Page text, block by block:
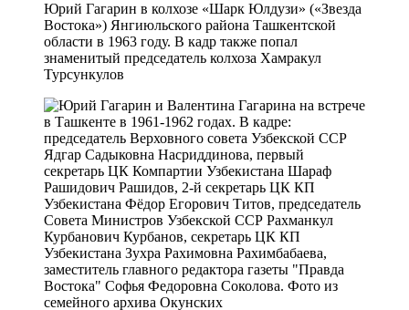
Юрий Гагарин в колхозе «Шарк Юлдузи» («Звезда
Востока») Янгиюльского района Ташкентской
области в 1963 году. В кадр также попал
знаменитый председатель колхоза Хамракул
Турсункулов